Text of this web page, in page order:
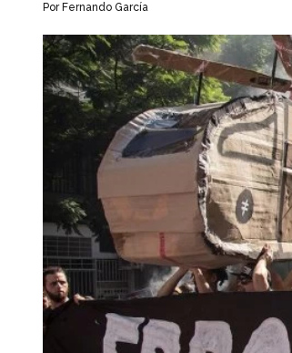
Por Fernando García